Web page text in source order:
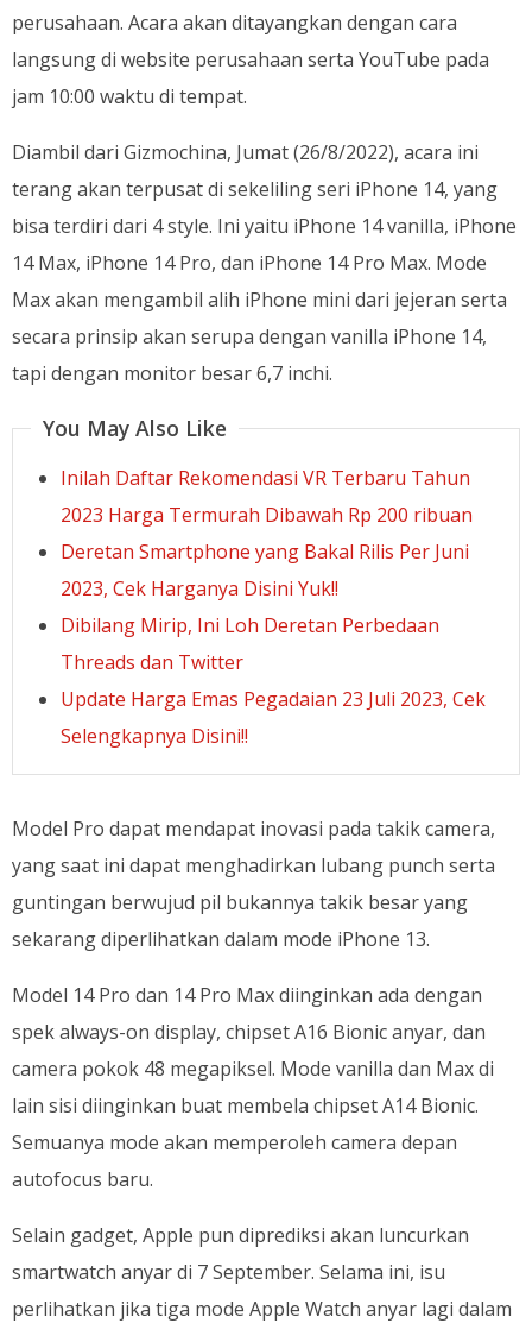
perusahaan. Acara akan ditayangkan dengan cara
langsung di website perusahaan serta YouTube pada
jam 10:00 waktu di tempat.
Diambil dari Gizmochina, Jumat (26/8/2022), acara ini
terang akan terpusat di sekeliling seri iPhone 14, yang
bisa terdiri dari 4 style. Ini yaitu iPhone 14 vanilla, iPhone
14 Max, iPhone 14 Pro, dan iPhone 14 Pro Max. Mode
Max akan mengambil alih iPhone mini dari jejeran serta
secara prinsip akan serupa dengan vanilla iPhone 14,
tapi dengan monitor besar 6,7 inchi.
You May Also Like
Inilah Daftar Rekomendasi VR Terbaru Tahun
2023 Harga Termurah Dibawah Rp 200 ribuan
Deretan Smartphone yang Bakal Rilis Per Juni
2023, Cek Harganya Disini Yuk!!
Dibilang Mirip, Ini Loh Deretan Perbedaan
Threads dan Twitter
Update Harga Emas Pegadaian 23 Juli 2023, Cek
Selengkapnya Disini!!
Model Pro dapat mendapat inovasi pada takik camera,
yang saat ini dapat menghadirkan lubang punch serta
guntingan berwujud pil bukannya takik besar yang
sekarang diperlihatkan dalam mode iPhone 13.
Model 14 Pro dan 14 Pro Max diinginkan ada dengan
spek always-on display, chipset A16 Bionic anyar, dan
camera pokok 48 megapiksel. Mode vanilla dan Max di
lain sisi diinginkan buat membela chipset A14 Bionic.
Semuanya mode akan memperoleh camera depan
autofocus baru.
Selain gadget, Apple pun diprediksi akan luncurkan
smartwatch anyar di 7 September. Selama ini, isu
perlihatkan jika tiga mode Apple Watch anyar lagi dalam